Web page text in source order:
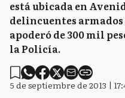
está ubicada en
delincuentes
apoderó de 300 mil
la Policía.
5 de septiembre de 2013 |